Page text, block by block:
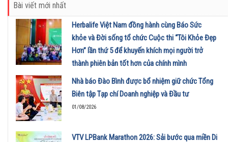
Bài viết mới nhất
Herbalife Việt Nam đồng hành cùng Báo Sức
khỏe và Đời sống tổ chức Cuộc thi “Tôi Khỏe Đẹp
Hơn” lần thứ 5 để khuyến khích mọi người trở
thành phiên bản tốt hơn của chính mình
01/08/2026
Nhà báo Đào Bình được bổ nhiệm giữ chức Tổng
Biên tập Tạp chí Doanh nghiệp và Đầu tư
01/08/2026
VTV LPBank Marathon 2026: Sải bước qua miền Di